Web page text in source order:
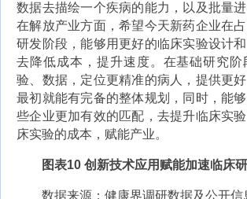
数据去描绘一个疾病的能力，以及批量进
在解放产业方面，希望今天新药企业在
研发阶段，能够用更好的临床实验设计
去降低成本，提升速度。在基础研究阶
验、数据，定位更精准的病人，提供更
最初就能有完备的整体规划，同时，能
些企业更加有效的匹配，去提升临床实
床实验的成本，赋能产业。
图表10 创新技术应用赋能加速临床
数据来源：健康界调研数据及公开信